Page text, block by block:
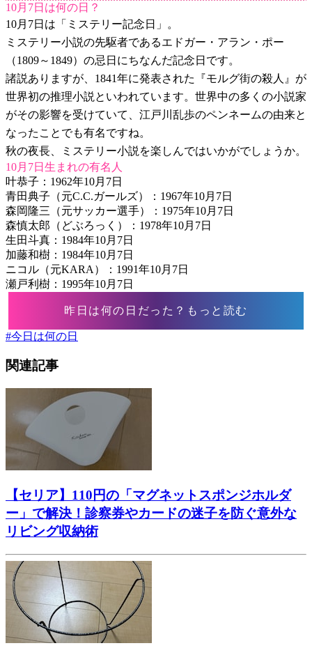
10月7日は何の日？
10月7日は「ミステリー記念日」。
ミステリー小説の先駆者であるエドガー・アラン・ポー
（1809～1849）の忌日にちなんだ記念日です。
諸説ありますが、1841年に発表された『モルグ街の殺人』が
世界初の推理小説といわれています。世界中の多くの小説家
がその影響を受けていて、江戸川乱歩のペンネームの由来と
なったことでも有名ですね。
秋の夜長、ミステリー小説を楽しんではいかがでしょうか。
10月7日生まれの有名人
叶恭子：1962年10月7日
青田典子（元C.C.ガールズ）：1967年10月7日
森岡隆三（元サッカー選手）：1975年10月7日
森慎太郎（どぶろっく）：1978年10月7日
生田斗真：1984年10月7日
加藤和樹：1984年10月7日
ニコル（元KARA）：1991年10月7日
瀬戸利樹：1995年10月7日
昨日は何の日だった？もっと読む
#今日は何の日
関連記事
【セリア】110円の「マグネットスポンジホルダ
ー」で解決！診察券やカードの迷子を防ぐ意外な
リビング収納術